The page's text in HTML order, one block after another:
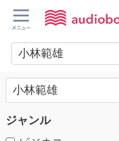
ジャンル